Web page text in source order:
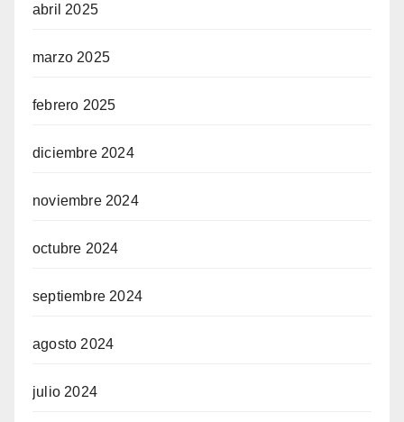
abril 2025
marzo 2025
febrero 2025
diciembre 2024
noviembre 2024
octubre 2024
septiembre 2024
agosto 2024
julio 2024